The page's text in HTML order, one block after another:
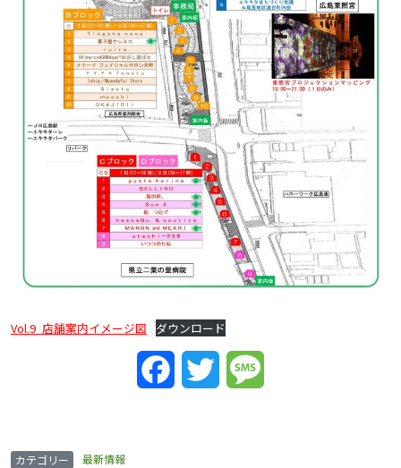
Vol.9_店舗案内イメージ図 ダウンロード
FacebookTwitter
カテゴリー 最新情報